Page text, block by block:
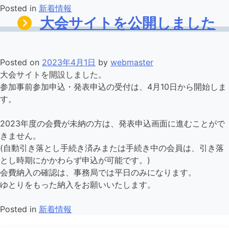
Posted in 新着情報
大会サイトを公開しました
Posted on 2023年4月1日 by webmaster
大会サイトを開設しました。
参加事前参加申込・発表申込の受付は、4月10日から開始しま
す。
2023年度の会費が未納の方は、発表申込画面に進むことがで
きません。
(自動引き落とし手続き済みまたは手続き中の会員は、引き落
とし時期にかかわらず申込が可能です。)
会費納入の確認は、事務局では平日のみになります。
ゆとりをもった納入をお願いいたします。
Posted in 新着情報